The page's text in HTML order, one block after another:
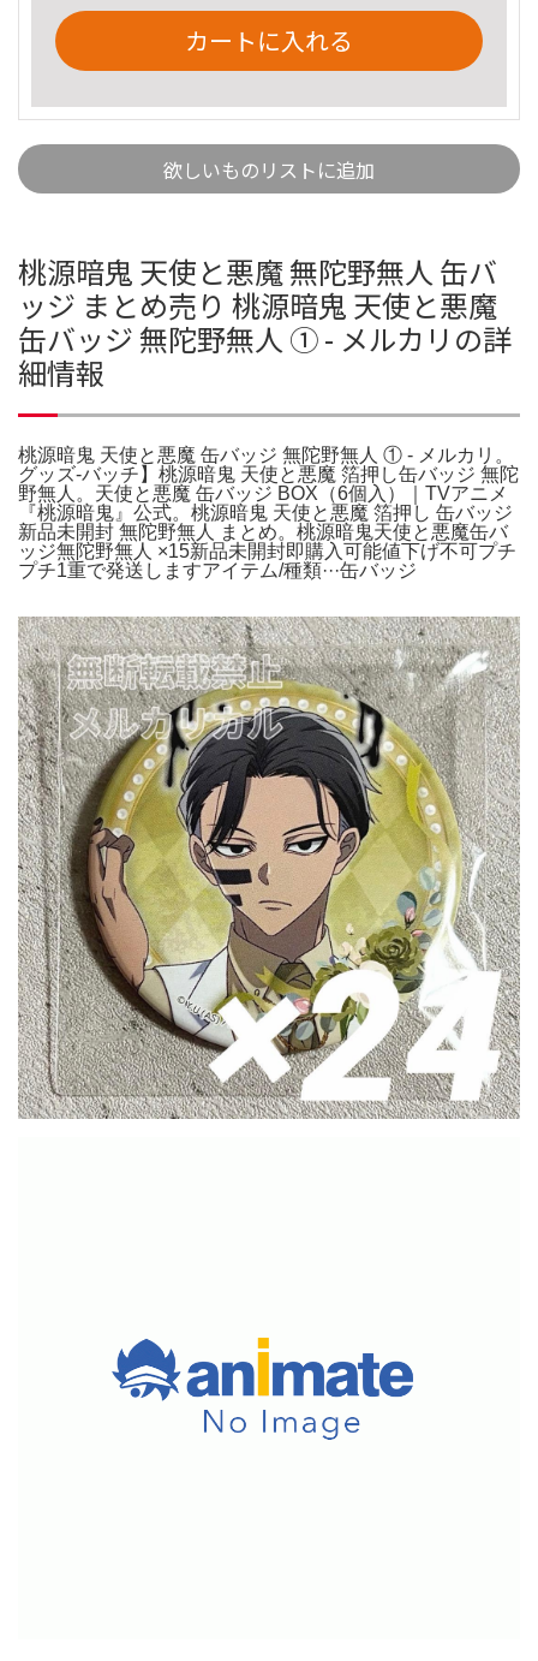
カートに入れる
欲しいものリストに追加
桃源暗鬼 天使と悪魔 無陀野無人 缶バ
ッジ まとめ売り 桃源暗鬼 天使と悪魔
缶バッジ 無陀野無人 ① - メルカリの詳
細情報
桃源暗鬼 天使と悪魔 缶バッジ 無陀野無人 ① - メルカリ。
グッズ-バッチ】桃源暗鬼 天使と悪魔 箔押し缶バッジ 無陀
野無人。天使と悪魔 缶バッジ BOX（6個入）｜TVアニメ
『桃源暗鬼』公式。桃源暗鬼 天使と悪魔 箔押し 缶バッジ
新品未開封 無陀野無人 まとめ。桃源暗鬼天使と悪魔缶バ
ッジ無陀野無人 ×15新品未開封即購入可能値下げ不可プチ
プチ1重で発送しますアイテム/種類···缶バッジ